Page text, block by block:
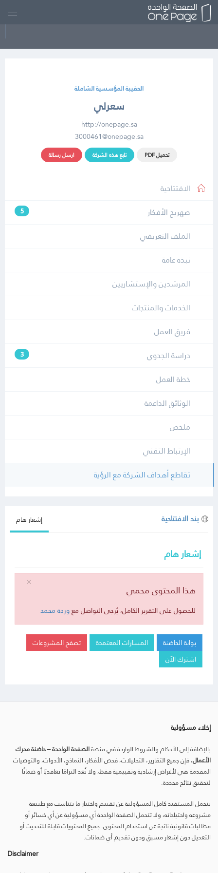
الحقيبة المؤسسية الشاملة
سعرلي
http://onepage.sa
3000461@onepage.sa
تحميل PDF تابع هذه الشركة ارسل رسالة
الافتتاحية
صهريج الأفكار
5
الملف التعريفي
نبذه عامة
المرشدين والإستشاريين
الخدمات والمنتجات
فريق العمل
دراسة الجدوي
3
خطة العمل
الوثائق الداعمة
ملخص
الإرتباط التقني
تقاطع أهداف الشركة مع الرؤية
بند الافتتاحية إشعار هام
إشعار هام
هذا المحتوى محمي
للحصول على التقرير الكامل، يُرجى التواصل معوردة محمد
بوابة الحاضنة المسارات المعتمدة
تصفح المشروعات
اشترك الآن
إخلاء مسؤولية
بالإضافة إلى الأحكام والشروط الواردة في منصةالصفحة الواحدة – حاضنة محرك
الأعمال، فإن جميع التقارير، التحليلات، فحص الأفكار، النماذج، الأدوات، والتوصيات
المقدمة هي لأغراض إرشادية وتقييمية فقط، ولا تُعد التزامًا تعاقديًا أو ضمانًا
لتحقيق نتائج محددة.
يتحمل المستفيد كامل المسؤولية عن تقييم واختيار ما يتناسب مع طبيعة
مشروعه واحتياجاته، ولا تتحمل الصفحة الواحدة أي مسؤولية عن أي خسائر أو
مطالبات قانونية ناتجة عن استخدام المحتوى. جميع المحتويات قابلة للتحديث أو
التعديل دون إشعار مسبق ودون تقديم أي ضمانات.
Disclaimer